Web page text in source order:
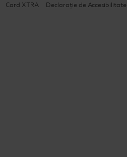
Card XTRA
Declarație de Accesibilitate